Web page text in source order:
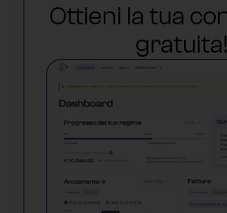
Ottieni la tua
gratuita!